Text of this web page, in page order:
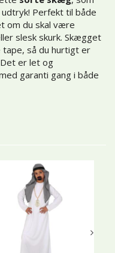
Perfekt til både
om du skal være
slesk skurk. Skægget
så du hurtigt er
er let og
garanti gang i både